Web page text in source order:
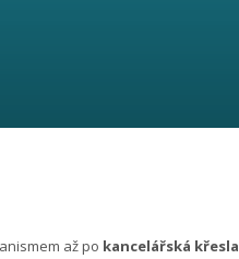
až po kancelářská křesla